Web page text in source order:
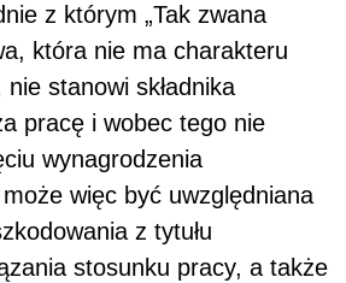
z którym „Tak zwana
która nie ma charakteru
stanowi składnika
pracę i wobec tego nie
wynagrodzenia
więc być uwzględniana
z tytułu
stosunku pracy, a także